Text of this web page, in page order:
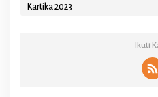
Kartika 2023
Ikuti